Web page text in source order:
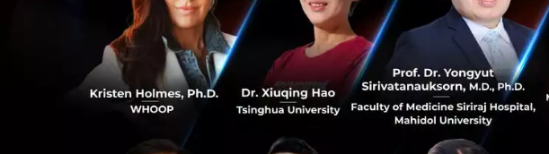
ร์ทโฟนก็ตาม”
“AI ถือเป็นด่านหน้าของการทรานส์ฟอร์ม
ที่หลากหลาย ที่จุดประกายและผลักดันกา
ทรักษ์ รองประธานด้านการขยายธุรกิจใน
ประเทศไทย กล่าว “แม้ว่าการระบาดให